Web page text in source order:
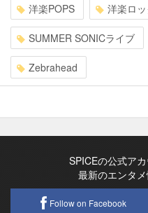
洋楽POPS 洋楽ロッ
SUMMER SONICライブ
Zebrahead
SPICEの公式ア
最新のエンタ
Follow on Facebook